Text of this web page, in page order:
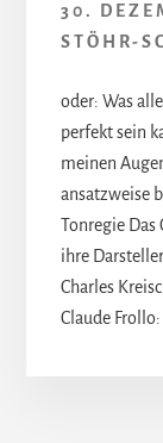
30.
STÖHR-
oder: Was
perfekt sein
meinen
ansatzweise
Tonregie Das
ihre
Charles
Claude